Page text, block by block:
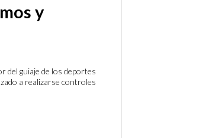
y
del guiaje de los deportes
a realizarse controles